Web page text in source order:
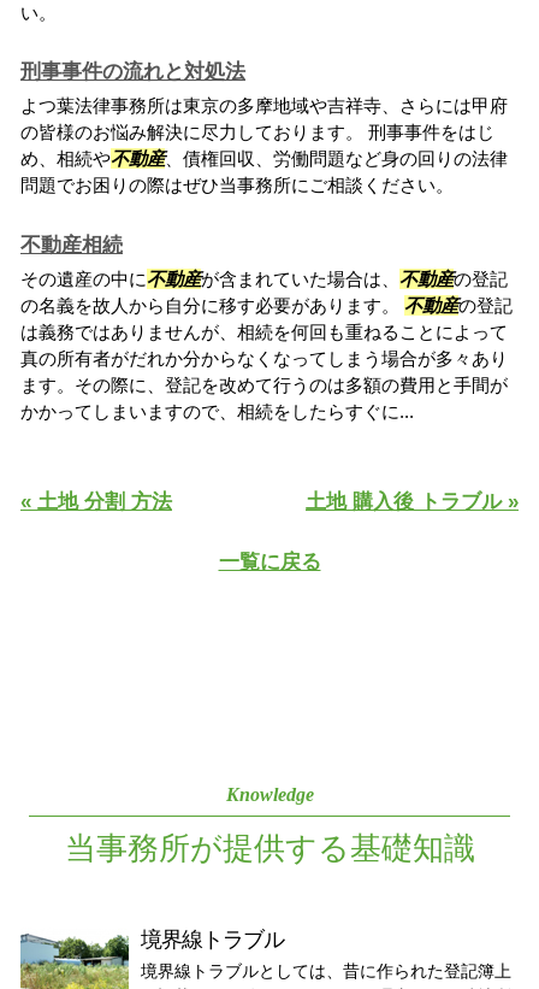
い。
刑事事件の流れと対処法
よつ葉法律事務所は東京の多摩地域や吉祥寺、さらには甲府
の皆様のお悩み解決に尽力しております。 刑事事件をはじ
め、相続や不動産、債権回収、労働問題など身の回りの法律
問題でお困りの際はぜひ当事務所にご相談ください。
不動産相続
その遺産の中に不動産が含まれていた場合は、 不動産の登記
の名義を故人から自分に移す必要があります。 不動産の登記
は義務ではありませんが、相続を何回も重ねることによって
真の所有者がだれか分からなくなってしまう場合が多々あり
ます。その際に、登記を改めて行うのは多額の費用と手間が
かかってしまいますので、相続をしたらすぐに...
« 土地 分割 方法 土地 購入後 トラブル »
一覧に戻る
Knowledge
当事務所が提供する基礎知識
境界線トラブル
境界線トラブルとしては、昔に作られた登記簿上